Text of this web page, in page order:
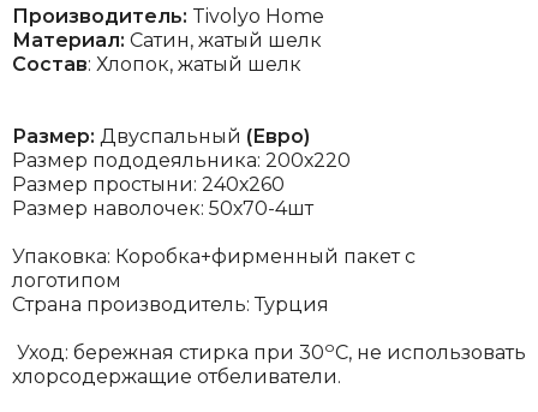
Производитель: Tivolyo Home
Материал: Сатин, жатый шелк
Состав: Хлопок, жатый шелк
Размер: Двуспальный (Евро)
Размер пододеяльника: 200х220
Размер простыни: 240х260
Размер наволочек: 50х70-4шт
Упаковка: Коробка+фирменный пакет с
логотипом
Страна производитель: Турция
Уход: бережная стирка при 30оС, не использовать
хлорсодержащие отбеливатели.